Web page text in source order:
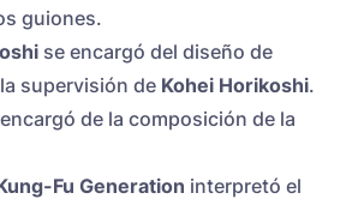
guiones.
se encargó del diseño de
supervisión de Kohei Horikoshi.
de la composición de la
Fu Generation interpretó el